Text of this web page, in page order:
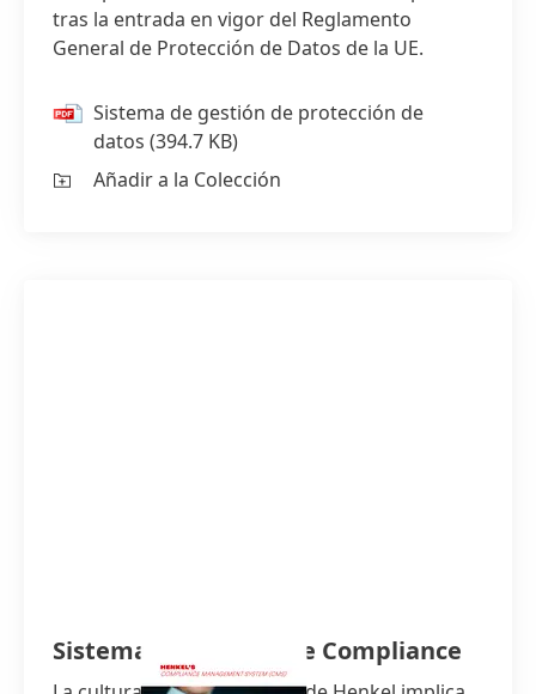
tras la entrada en vigor del Reglamento
General de Protección de Datos de la UE.
Sistema de gestión de protección de
datos (394.7 KB)
Añadir a la Colección
Sistema de gestión de Compliance